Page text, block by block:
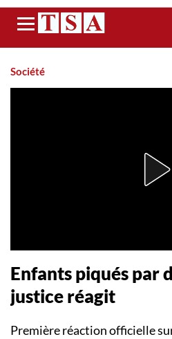
Menu
Société
Enfants piqués par
justice réagit
Première réaction officielle